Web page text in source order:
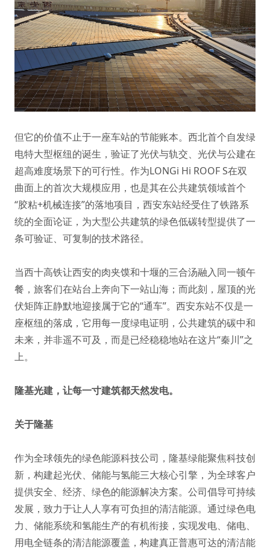
但它的价值不止于一座车站的节能账本。西北首个自发绿
电特大型枢纽的诞生，验证了光伏与轨交、光伏与公建在
超高难度场景下的可行性。作为LONGi Hi ROOF S在双
曲面上的首次大规模应用，也是其在公共建筑领域首个
“胶粘+机械连接”的落地项目，西安东站经受住了铁路系
统的全面论证，为大型公共建筑的绿色低碳转型提供了一
条可验证、可复制的技术路径。
当西十高铁让西安的肉夹馍和十堰的三合汤融入同一顿午
餐，旅客们在站台上奔向下一站山海；而此刻，屋顶的光
伏矩阵正静默地迎接属于它的“通车”。西安东站不仅是一
座枢纽的落成，它用每一度绿电证明，公共建筑的碳中和
未来，并非遥不可及，而是已经稳稳地站在这片“秦川”之
上。
隆基光建，让每一寸建筑都天然发电。
关于隆基
作为全球领先的绿色能源科技公司，隆基绿能聚焦科技创
新，构建起光伏、储能与氢能三大核心引擎，为全球客户
提供安全、经济、绿色的能源解决方案。公司倡导可持续
发展，致力于让人人享有可负担的清洁能源。通过绿色电
力、储能系统和氢能生产的有机衔接，实现发电、储电、
用电全链条的清洁能源覆盖，构建真正普惠可达的清洁能